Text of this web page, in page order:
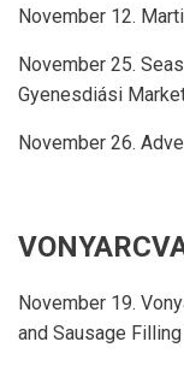
November 12.
November 25.
Gyenesdiási
November 26.
November 19.
and Sausage